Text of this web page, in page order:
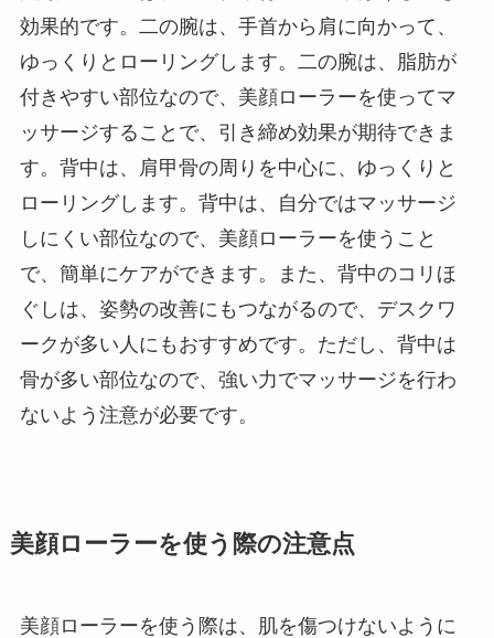
効果的です。二の腕は、手首から肩に向かって、
ゆっくりとローリングします。二の腕は、脂肪が
付きやすい部位なので、美顔ローラーを使ってマ
ッサージすることで、引き締め効果が期待できま
す。背中は、肩甲骨の周りを中心に、ゆっくりと
ローリングします。背中は、自分ではマッサージ
しにくい部位なので、美顔ローラーを使うこと
で、簡単にケアができます。また、背中のコリほ
ぐしは、姿勢の改善にもつながるので、デスクワ
ークが多い人にもおすすめです。ただし、背中は
骨が多い部位なので、強い力でマッサージを行わ
ないよう注意が必要です。
美顔ローラーを使う際の注意点
美顔ローラーを使う際は、肌を傷つけないように